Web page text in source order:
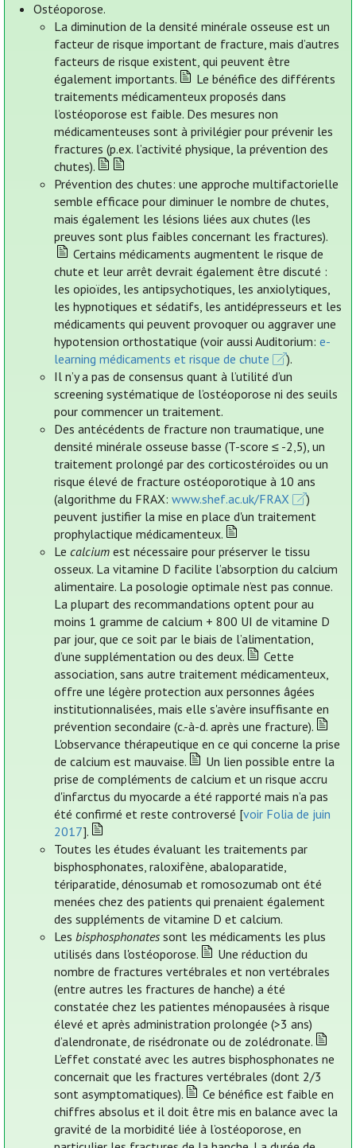
Ostéoporose.
La diminution de la densité minérale osseuse est un
facteur de risque important de fracture, mais d’autres
facteurs de risque existent, qui peuvent être
également importants.
Le bénéfice des différents
traitements médicamenteux proposés dans
l’ostéoporose est faible. Des mesures non
médicamenteuses sont à privilégier pour prévenir les
fractures (p.ex. l’activité physique, la prévention des
chutes).
Prévention des chutes: une approche multifactorielle
semble efficace pour diminuer le nombre de chutes,
mais également les lésions liées aux chutes (les
preuves sont plus faibles concernant les fractures).
Certains médicaments augmentent le risque de
chute et leur arrêt devrait également être discuté :
les opioïdes, les antipsychotiques, les anxiolytiques,
les hypnotiques et sédatifs, les antidépresseurs et les
médicaments qui peuvent provoquer ou aggraver une
hypotension orthostatique (voir aussi Auditorium:e-
learning médicaments et risque de chute
).
Il n’y a pas de consensus quant à l’utilité d’un
screening systématique de l’ostéoporose ni des seuils
pour commencer un traitement.
Des antécédents de fracture non traumatique, une
densité minérale osseuse basse (T-score ≤ -2,5), un
traitement prolongé par des corticostéroïdes ou un
risque élevé de fracture ostéoporotique à 10 ans
(algorithme du FRAX:www.shef.ac.uk/FRAX
)
peuvent justifier la mise en place d'un traitement
prophylactique médicamenteux.
Lecalcium est nécessaire pour préserver le tissu
osseux. La vitamine D facilite l’absorption du calcium
alimentaire. La posologie optimale n’est pas connue.
La plupart des recommandations optent pour au
moins 1 gramme de calcium + 800 UI de vitamine D
par jour, que ce soit par le biais de l’alimentation,
d’une supplémentation ou des deux.
Cette
association, sans autre traitement médicamenteux,
offre une légère protection aux personnes âgées
institutionnalisées, mais elle s'avère insuffisante en
prévention secondaire (c.-à-d. après une fracture).
L'observance thérapeutique en ce qui concerne la prise
de calcium est mauvaise.
Un lien possible entre la
prise de compléments de calcium et un risque accru
d'infarctus du myocarde a été rapporté mais n’a pas
été confirmé et reste controversé [voir Folia de juin
2017].
Toutes les études évaluant les traitements par
bisphosphonates, raloxifène, abaloparatide,
tériparatide, dénosumab et romosozumab ont été
menées chez des patients qui prenaient également
des suppléments de vitamine D et calcium.
Lesbisphosphonates sont les médicaments les plus
utilisés dans l'ostéoporose.
Une réduction du
nombre de fractures vertébrales et non vertébrales
(entre autres les fractures de hanche) a été
constatée chez les patientes ménopausées à risque
élevé et après administration prolongée (>3 ans)
d’alendronate, de risédronate ou de zolédronate.
L’effet constaté avec les autres bisphosphonates ne
concernait que les fractures vertébrales (dont 2/3
sont asymptomatiques).
Ce bénéfice est faible en
chiffres absolus et il doit être mis en balance avec la
gravité de la morbidité liée à l’ostéoporose, en